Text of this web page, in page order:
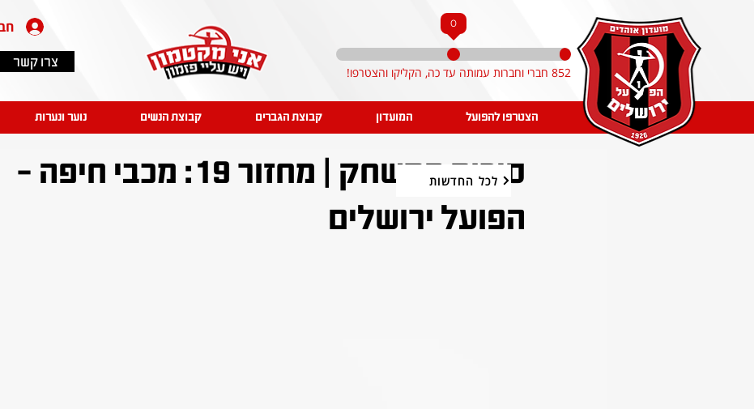
צרו קשר
0
852 חברי וחברות עמותה עד כה, הקליקו והצטרפו!
הצטרפו להפועל המועדון קבוצת הגברים קבוצת הנשים נוער ונערות
סיכום המשחק | מחזור 19: מכבי חיפה -
הפועל ירושלים
לכל החדשות